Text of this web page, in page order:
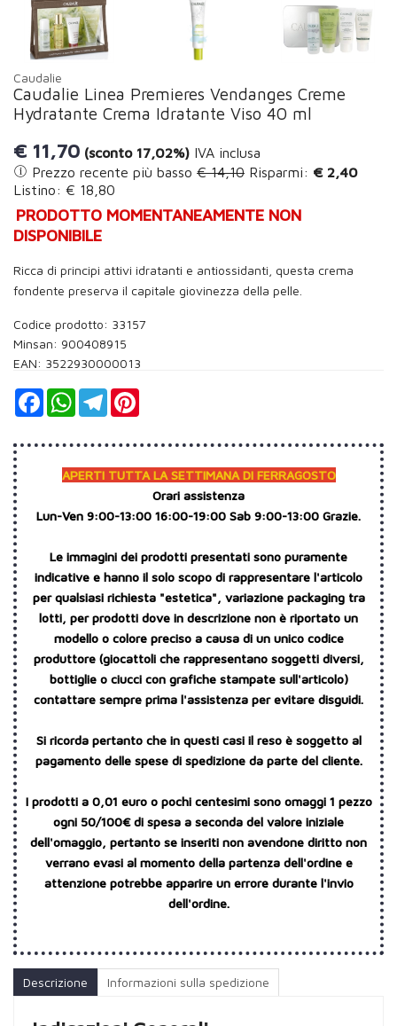
Caudalie
Caudalie Linea Premieres Vendanges Creme
Hydratante Crema Idratante Viso 40 ml
€ 11,70 (sconto 17,02%) IVA inclusa
Prezzo recente più basso € 14,10 Risparmi: € 2,40
Listino: € 18,80
PRODOTTO MOMENTANEAMENTE NON
DISPONIBILE
Ricca di principi attivi idratanti e antiossidanti, questa crema
fondente preserva il capitale giovinezza della pelle.
Codice prodotto: 33157
Minsan: 900408915
EAN: 3522930000013
FacebookWhatsAppTelegram
APERTI TUTTA LA SETTIMANA DI FERRAGOSTO
Orari assistenza
Lun-Ven 9:00-13:00 16:00-19:00 Sab 9:00-13:00 Grazie.
Le immagini dei prodotti presentati sono puramente
indicative e hanno il solo scopo di rappresentare l'articolo
per qualsiasi richiesta "estetica", variazione packaging tra
lotti, per prodotti dove in descrizione non è riportato un
modello o colore preciso a causa di un unico codice
produttore (giocattoli che rappresentano soggetti diversi,
bottiglie o ciucci con grafiche stampate sull'articolo)
contattare sempre prima l'assistenza per evitare disguidi.
Si ricorda pertanto che in questi casi il reso è soggetto al
pagamento delle spese di spedizione da parte del cliente.
I prodotti a 0,01 euro o pochi centesimi sono omaggi 1 pezzo
ogni 50/100€ di spesa a seconda del valore iniziale
dell'omaggio, pertanto se inseriti non avendone diritto non
verrano evasi al momento della partenza dell'ordine e
attenzione potrebbe apparire un errore durante l'invio
dell'ordine.
Descrizione Informazioni sulla spedizione